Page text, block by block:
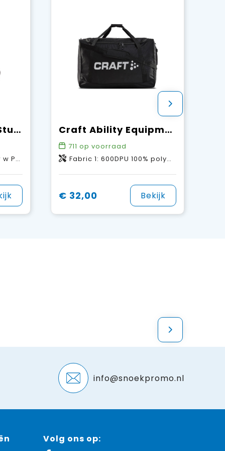
Craft Transit 25L Studio Bag
w PU coating.
Craft Ability Equipment Bag 85L
711 op voorraad
Fabric 1: 600DPU 100% polyester.
€ 32,00 Bekijk
info@snoekpromo.nl
Volg ons op: